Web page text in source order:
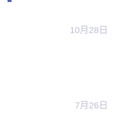
10月28日
7月26日